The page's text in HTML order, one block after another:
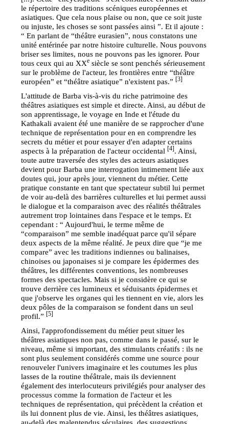
le répertoire des traditions scéniques européennes et
asiatiques. Que cela nous plaise ou non, que ce soit juste
ou injuste, les choses se sont passées ainsi ”. Et il ajoute :
“ En parlant de “théâtre eurasien”, nous constatons une
unité entérinée par notre histoire culturelle. Nous pouvons
briser ses limites, nous ne pouvons pas les ignorer. Pour
tous ceux qui au XXe siècle se sont penchés sérieusement
sur le problème de l'acteur, les frontières entre “théâtre
européen” et “théâtre asiatique” n'existent pas.”[3]
L'attitude de Barba vis-à-vis du riche patrimoine des
théâtres asiatiques est simple et directe. Ainsi, au début de
son apprentissage, le voyage en Inde et l'étude du
Kathakali avaient été une manière de se rapprocher d'une
technique de représentation pour en en comprendre les
secrets du métier et pour essayer d'en adapter certains
aspects à la préparation de l'acteur occidental[4]. Ainsi,
toute autre traversée des styles des acteurs asiatiques
devient pour Barba une interrogation intimement liée aux
doutes qui, jour après jour, viennent du métier. Cette
pratique constante en tant que spectateur subtil lui permet
de voir au-delà des barrières culturelles et lui permet aussi
le dialogue et la comparaison avec des réalités théâtrales
autrement trop lointaines dans l'espace et le temps. Et
cependant : “ Aujourd'hui, le terme même de
“comparaison” me semble inadéquat parce qu'il sépare
deux aspects de la même réalité. Je peux dire que “je me
compare” avec les traditions indiennes ou balinaises,
chinoises ou japonaises si je compare les épidermes des
théâtres, les différentes conventions, les nombreuses
formes des spectacles. Mais si je considère ce qui se
trouve derrière ces lumineux et séduisants épidermes et
que j'observe les organes qui les tiennent en vie, alors les
deux pôles de la comparaison se fondent dans un seul
profil.”[5]
Ainsi, l'approfondissement du métier peut situer les
théâtres asiatiques non pas, comme dans le passé, sur le
niveau, même si important, des stimulants créatifs : ils ne
sont plus seulement considérés comme une source pour
renouveler l'univers imaginaire et les coutumes les plus
lasses de la routine théâtrale, mais ils deviennent
également des interlocuteurs privilégiés pour analyser des
processus comme la formation de l'acteur et les
techniques de représentation, qui précèdent la création et
ils lui donnent plus de vie. Ainsi, les théâtres asiatiques,
au-delà des malentendus séculaires, des suggestions